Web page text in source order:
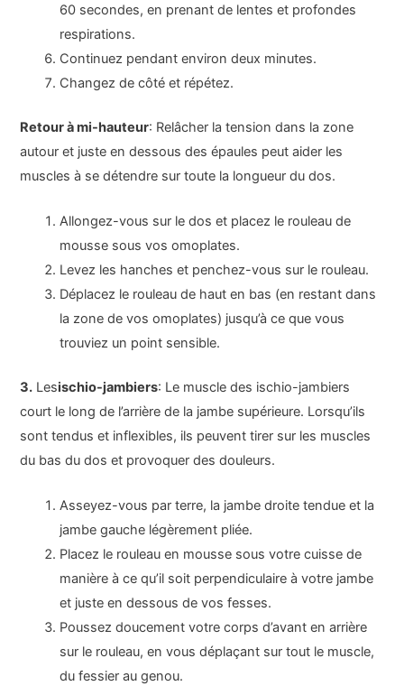
60 secondes, en prenant de lentes et profondes
respirations.
Continuez pendant environ deux minutes.
Changez de côté et répétez.
Retour à mi-hauteur: Relâcher la tension dans la zone
autour et juste en dessous des épaules peut aider les
muscles à se détendre sur toute la longueur du dos.
Allongez-vous sur le dos et placez le rouleau de
mousse sous vos omoplates.
Levez les hanches et penchez-vous sur le rouleau.
Déplacez le rouleau de haut en bas (en restant dans
la zone de vos omoplates) jusqu’à ce que vous
trouviez un point sensible.
3. Lesischio-jambiers: Le muscle des ischio-jambiers
court le long de l’arrière de la jambe supérieure. Lorsqu’ils
sont tendus et inflexibles, ils peuvent tirer sur les muscles
du bas du dos et provoquer des douleurs.
Asseyez-vous par terre, la jambe droite tendue et la
jambe gauche légèrement pliée.
Placez le rouleau en mousse sous votre cuisse de
manière à ce qu’il soit perpendiculaire à votre jambe
et juste en dessous de vos fesses.
Poussez doucement votre corps d’avant en arrière
sur le rouleau, en vous déplaçant sur tout le muscle,
du fessier au genou.